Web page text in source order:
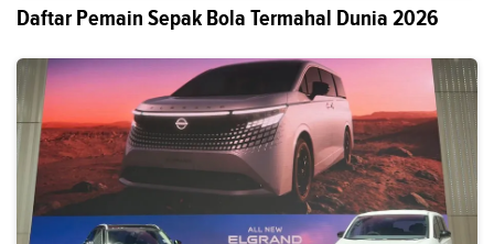
Daftar Pemain Sepak Bola Termahal Dunia 2026